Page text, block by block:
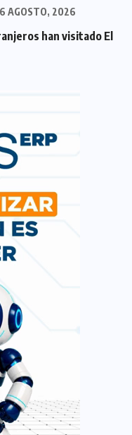
6 AGOSTO, 2026
han visitado El